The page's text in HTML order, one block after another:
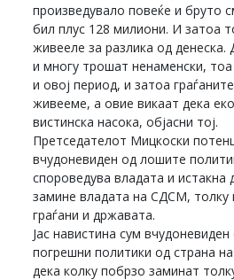
произведувало повеќе и бруто
бил плус 128 милиони. И затоа
живееле за разлика од денеска.
и многу трошат ненаменски, тоа
и овој период, и затоа
живееме, а овие викаат дека
вистинска насока, објасни тој.
Претседателот Мицкоски
вчудоневиден од лошите
спороведува владата и истакна
замине владата на СДСМ, толку
граѓани и државата.
Јас навистина сум
погрешни политики од страна
дека колку побрзо заминат